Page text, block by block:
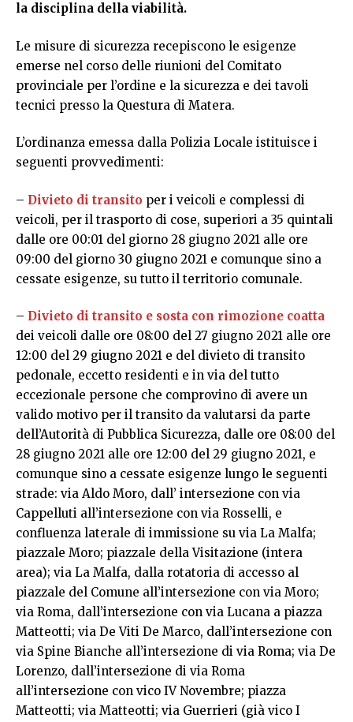
la disciplina della viabilità.
Le misure di sicurezza recepiscono le esigenze
emerse nel corso delle riunioni del Comitato
provinciale per l’ordine e la sicurezza e dei tavoli
tecnici presso la Questura di Matera.
L’ordinanza emessa dalla Polizia Locale istituisce i
seguenti provvedimenti:
– Divieto di transito per i veicoli e complessi di
veicoli, per il trasporto di cose, superiori a 35 quintali
dalle ore 00:01 del giorno 28 giugno 2021 alle ore
09:00 del giorno 30 giugno 2021 e comunque sino a
cessate esigenze, su tutto il territorio comunale.
– Divieto di transito e sosta con rimozione coatta
dei veicoli dalle ore 08:00 del 27 giugno 2021 alle ore
12:00 del 29 giugno 2021 e del divieto di transito
pedonale, eccetto residenti e in via del tutto
eccezionale persone che comprovino di avere un
valido motivo per il transito da valutarsi da parte
dell’Autorità di Pubblica Sicurezza, dalle ore 08:00 del
28 giugno 2021 alle ore 12:00 del 29 giugno 2021, e
comunque sino a cessate esigenze lungo le seguenti
strade: via Aldo Moro, dall’ intersezione con via
Cappelluti all’intersezione con via Rosselli, e
confluenza laterale di immissione su via La Malfa;
piazzale Moro; piazzale della Visitazione (intera
area); via La Malfa, dalla rotatoria di accesso al
piazzale del Comune all’intersezione con via Moro;
via Roma, dall’intersezione con via Lucana a piazza
Matteotti; via De Viti De Marco, dall’intersezione con
via Spine Bianche all’intersezione di via Roma; via De
Lorenzo, dall’intersezione di via Roma
all’intersezione con vico IV Novembre; piazza
Matteotti; via Matteotti; via Guerrieri (già vico I